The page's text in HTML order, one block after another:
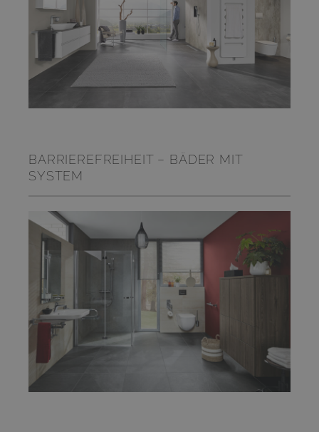
BARRIEREFREIHEIT – BÄDER MIT
SYSTEM